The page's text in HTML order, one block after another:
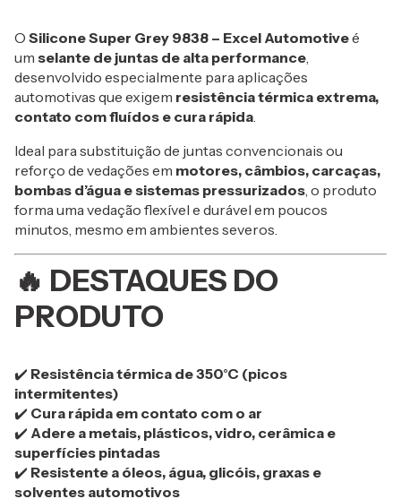
O Silicone Super Grey 9838 – Excel Automotiveé
um selante de juntas de alta performance,
desenvolvido especialmente para aplicações
automotivas que exigem resistência térmica extrema,
contato com fluídos e cura rápida.
Ideal para substituição de juntas convencionais ou
reforço de vedações em motores, câmbios, carcaças,
bombas d’água e sistemas pressurizados, o produto
forma uma vedação flexível e durável em poucos
minutos, mesmo em ambientes severos.
🔥 DESTAQUES DO
PRODUTO
✔️ Resistência térmica de 350°C (picos
intermitentes)
✔️ Cura rápida em contato com o ar
✔️ Adere a metais, plásticos, vidro, cerâmica e
superfícies pintadas
✔️ Resistente a óleos, água, glicóis, graxas e
solventes automotivos